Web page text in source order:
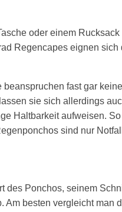
oder einem Rucksack
Regencapes eignen sich
fast gar
sie sich allerdings
Haltbarkeit aufweisen.
sind nur
des Ponchos, seinem
Am besten vergleicht man